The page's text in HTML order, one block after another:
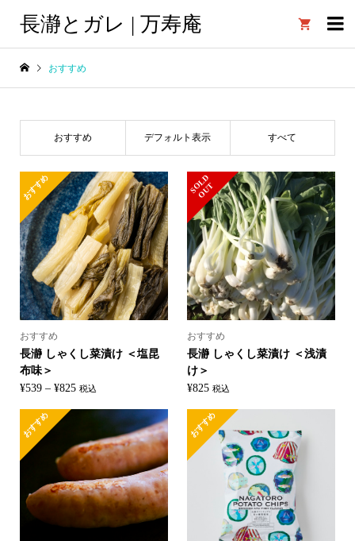
長瀞とガレ | 万寿庵 
おすすめ
おすすめ デフォルト表示 すべて
おすすめ
おすすめ
長瀞 しゃくし菜漬け ＜塩昆
布味＞
¥539 – ¥825価
¥539
–
¥825
税込
S
O
L
D
O
U
T
おすすめ
長瀞 しゃくし菜漬け ＜浅漬
け＞
¥825 税込
おすすめ おすすめ